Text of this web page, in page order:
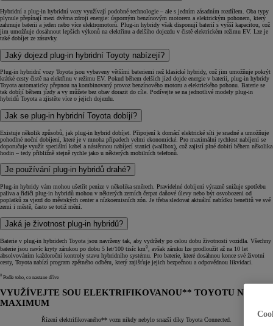
Hybridní a plug-in hybridní vozy využívají podobné technologie – ale s jedním zásadním rozdílem. Oba typy
plynule přepínají mezi dvěma zdroji energie: úsporným benzínovým motorem a elektrickým pohonem, který
zahrnuje baterii a jeden nebo více elektromotorů. Plug-in hybridy však disponují baterií s vyšší kapacitou, což
jim umožňuje dosáhnout lepších výkonů na elektřinu a delšího dojezdu v čistě elektrickém režimu EV. Lze je
také dobíjet ze zásuvky.
Jaký dojezd plug-in hybridní Toyoty nabízejí?
Plug-in hybridní vozy Toyota jsou vybaveny většími bateriemi než klasické hybridy, což jim umožňuje pokrýt
krátké cesty čistě na elektřinu v režimu EV. Pokud během delších jízd dojde energie v baterii, plug-in hybridy
Toyota automaticky přepnou na kombinovaný provoz benzínového motoru a elektrického pohonu. Baterie se
tak dobíjí během jízdy a vy můžete bez obav dorazit do cíle. Podívejte se na jednotlivé modely plug-in
hybridů Toyota a zjistěte více o jejich dojezdu.
Jak se plug-in hybridní Toyota dobíjí?
Existuje několik způsobů, jak plug-in hybrid dobíjet. Připojení k domácí elektrické síti je snadné a umožňuje
pohodlné noční dobíjení, které je v mnoha případech velmi ekonomické. Pro maximální rychlost nabíjení se
doporučuje využít speciální kabel a nástěnnou nabíjecí stanici (wallbox), což zajistí plné dobití během několika
hodin – tedy přibližně stejně rychle jako u některých mobilních telefonů.
Je používání plug-in hybridů drahé?
Plug-in hybridy vám mohou ušetřit peníze v několika směrech. Pravidelné dobíjení výrazně snižuje spotřebu
paliva a řidiči plug-in hybridů mohou v některých zemích čerpat daňové úlevy nebo být osvobozeni od
poplatků za vjezd do městských center a nízkoemisních zón. Je třeba sledovat aktuální nabídku benefitů ve své
zemi i městě, často se totiž mění.
Jaká je životnost plug-in hybridů?
Baterie v plug-in hybridech Toyota jsou navrženy tak, aby vydržely po celou dobu životnosti vozidla. Všechny
baterie jsou navíc kryty zárukou po dobu 5 let/100 tisíc km◊
, avšak záruku lze prodloužit až na 10 let
absolvováním každoroční kontroly stavu hybridního systému. Pro baterie, které dosáhnou konce své životní
cesty, Toyota nabízí program zpětného odběru, který zajišťuje jejich bezpečnou a odpovědnou likvidaci.
◊ Podle toho, co nastane dříve
VYUŽÍVEJTE SOU ELEKTRIFIKOVANOU** TOYOTU NA
MAXIMUM
Řízení elektrifikovaného** vozu nikdy nebylo snazší díky Toyota Connected.